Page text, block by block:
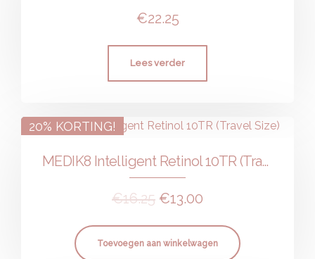
€22.25
Lees verder
20% KORTING!
MEDIK8 Intelligent Retinol 10TR (Travel Size)
€16.25 €13.00
Toevoegen aan winkelwagen